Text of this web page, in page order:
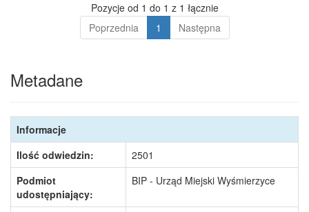
Pozycje od 1 do 1 z 1 łącznie
Poprzednia
1 Następna
Metadane
Informacje
Ilość odwiedzin:
2501
Podmiot
udostępniający:
BIP - Urząd Miejski Wyśmierzyce